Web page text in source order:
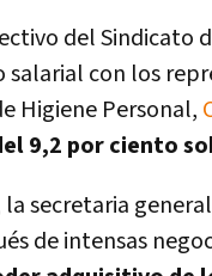
del Sindicato
salarial con los
Higiene Personal,
9,2 por ciento
la secretaria
de intensas